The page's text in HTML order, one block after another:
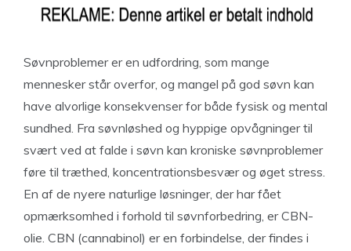
Søvnproblemer er en udfordring, som mange
mennesker står overfor, og mangel på god søvn kan
have alvorlige konsekvenser for både fysisk og mental
sundhed. Fra søvnløshed og hyppige opvågninger til
svært ved at falde i søvn kan kroniske søvnproblemer
føre til træthed, koncentrationsbesvær og øget stress.
En af de nyere naturlige løsninger, der har fået
opmærksomhed i forhold til søvnforbedring, er CBN-
olie. CBN (cannabinol) er en forbindelse, der findes i